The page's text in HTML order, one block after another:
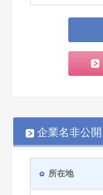
企業名非公開
所在地